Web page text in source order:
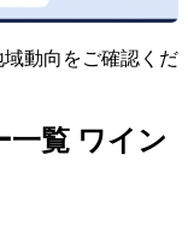
動向をご確認くだ
一覧 ワイン